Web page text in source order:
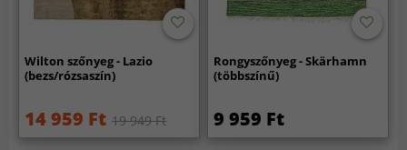
Wilton szőnyeg - Lazio
(bezs/rózsaszín)
14 959 Ft 19 949 Ft
Rongyszőnyeg - Skärhamn
(többszínű)
9 959 Ft